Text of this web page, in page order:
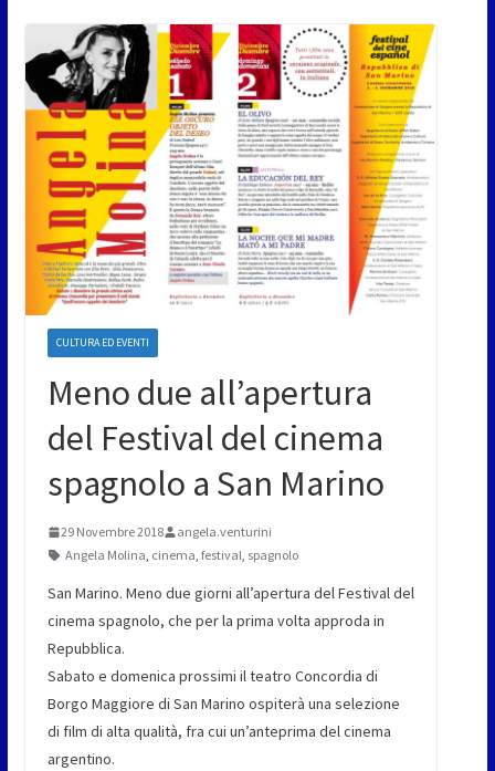
CULTURA ED EVENTI
Meno due all’apertura
del Festival del cinema
spagnolo a San Marino
29 Novembre 2018
angela.venturini
Angela Molina, cinema, festival, spagnolo
San Marino. Meno due giorni all’apertura del Festival del
cinema spagnolo, che per la prima volta approda in
Repubblica.
Sabato e domenica prossimi il teatro Concordia di
Borgo Maggiore di San Marino ospiterà una selezione
di film di alta qualità, fra cui un’anteprima del cinema
argentino.